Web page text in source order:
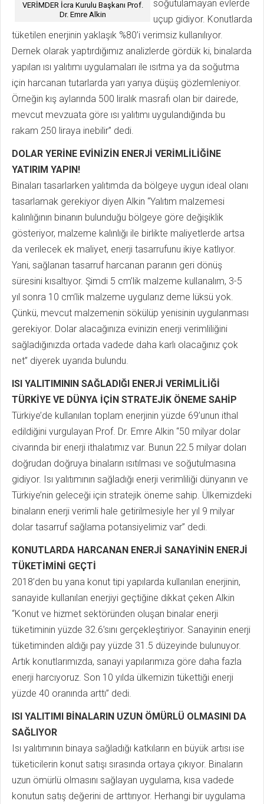
VERİMDER İcra Kurulu Başkanı Prof.
Dr. Emre Alkin
soğutulamayan evlerde
uçup gidiyor. Konutlarda
tüketilen enerjinin yaklaşık %80’i verimsiz kullanılıyor.
Dernek olarak yaptırdığımız analizlerde gördük ki, binalarda
yapılan ısı yalıtımı uygulamaları ile ısıtma ya da soğutma
için harcanan tutarlarda yarı yarıya düşüş gözlemleniyor.
Örneğin kış aylarında 500 liralık masrafı olan bir dairede,
mevcut mevzuata göre ısı yalıtımı uygulandığında bu
rakam 250 liraya inebilir” dedi.
DOLAR YERİNE EVİNİZİN ENERJİ VERİMLİLİĞİNE
YATIRIM YAPIN!
Binaları tasarlarken yalıtımda da bölgeye uygun ideal olanı
tasarlamak gerekiyor diyen Alkin “Yalıtım malzemesi
kalınlığının binanın bulunduğu bölgeye göre değişiklik
gösteriyor, malzeme kalınlığı ile birlikte maliyetlerde artsa
da verilecek ek maliyet, enerji tasarrufunu ikiye katlıyor.
Yani, sağlanan tasarruf harcanan paranın geri dönüş
süresini kısaltıyor. Şimdi 5 cm’lik malzeme kullanalım, 3-5
yıl sonra 10 cm’lik malzeme uygularız deme lüksü yok.
Çünkü, mevcut malzemenin sökülüp yenisinin uygulanması
gerekiyor. Dolar alacağınıza evinizin enerji verimliliğini
sağladığınızda ortada vadede daha karlı olacağınız çok
net” diyerek uyarıda bulundu.
ISI YALITIMININ SAĞLADIĞI ENERJİ VERİMLİLİĞİ
TÜRKİYE VE DÜNYA İÇİN STRATEJİK ÖNEME SAHİP
Türkiye’de kullanılan toplam enerjinin yüzde 69’unun ithal
edildiğini vurgulayan Prof. Dr. Emre Alkin “50 milyar dolar
civarında bir enerji ithalatımız var. Bunun 22.5 milyar doları
doğrudan doğruya binaların ısıtılması ve soğutulmasına
gidiyor. Isı yalıtımının sağladığı enerji verimliliği dünyanın ve
Türkiye’nin geleceği için stratejik öneme sahip. Ülkemizdeki
binaların enerji verimli hale getirilmesiyle her yıl 9 milyar
dolar tasarruf sağlama potansiyelimiz var” dedi.
KONUTLARDA HARCANAN ENERJİ SANAYİNİN ENERJİ
TÜKETİMİNİ GEÇTİ
2018’den bu yana konut tipi yapılarda kullanılan enerjinin,
sanayide kullanılan enerjiyi geçtiğine dikkat çeken Alkin
“Konut ve hizmet sektöründen oluşan binalar enerji
tüketiminin yüzde 32.6’sını gerçekleştiriyor. Sanayinin enerji
tüketiminden aldığı pay yüzde 31.5 düzeyinde bulunuyor.
Artık konutlarımızda, sanayi yapılarımıza göre daha fazla
enerji harcıyoruz. Son 10 yılda ülkemizin tükettiği enerji
yüzde 40 oranında arttı” dedi.
ISI YALITIMI BİNALARIN UZUN ÖMÜRLÜ OLMASINI DA
SAĞLIYOR
Isı yalıtımının binaya sağladığı katkıların en büyük artısı ise
tüketicilerin konut satışı sırasında ortaya çıkıyor. Binaların
uzun ömürlü olmasını sağlayan uygulama, kısa vadede
konutun satış değerini de arttırıyor. Herhangi bir uygulama